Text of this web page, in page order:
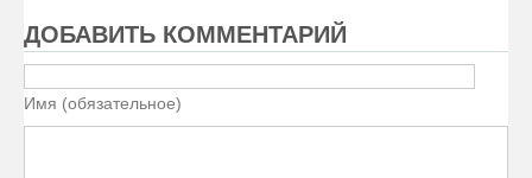
ДОБАВИТЬ КОММЕНТАРИЙ
Имя (обязательное)